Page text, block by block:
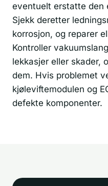
eventuelt erstatte den
Sjekk deretter
korrosjon, og reparer
Kontroller
lekkasjer eller skader,
dem. Hvis problemet
kjøleviftemodulen og
defekte komponenter.